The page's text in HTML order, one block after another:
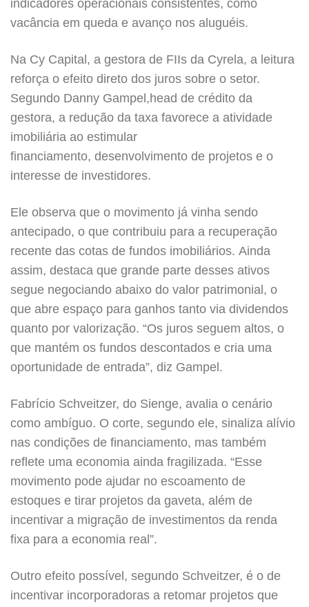
indicadores operacionais consistentes, como
vacância em queda e avanço nos aluguéis.
Na Cy Capital, a gestora de FIIs da Cyrela, a leitura
reforça o efeito direto dos juros sobre o setor.
Segundo Danny Gampel,head de crédito da
gestora, a redução da taxa favorece a atividade
imobiliária ao estimular
financiamento, desenvolvimento de projetos e o
interesse de investidores.
Ele observa que o movimento já vinha sendo
antecipado, o que contribuiu para a recuperação
recente das cotas de fundos imobiliários. Ainda
assim, destaca que grande parte desses ativos
segue negociando abaixo do valor patrimonial, o
que abre espaço para ganhos tanto via dividendos
quanto por valorização. “Os juros seguem altos, o
que mantém os fundos descontados e cria uma
oportunidade de entrada”, diz Gampel.
Fabrício Schveitzer, do Sienge, avalia o cenário
como ambíguo. O corte, segundo ele, sinaliza alívio
nas condições de financiamento, mas também
reflete uma economia ainda fragilizada. “Esse
movimento pode ajudar no escoamento de
estoques e tirar projetos da gaveta, além de
incentivar a migração de investimentos da renda
fixa para a economia real”.
Outro efeito possível, segundo Schveitzer, é o de
incentivar incorporadoras a retomar projetos que